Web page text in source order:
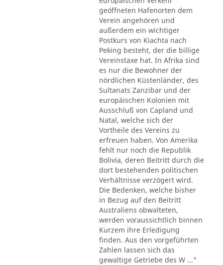
geöffneten Hafenorten dem
Verein angehören und
außerdem ein wichtiger
Postkurs von Kiachta nach
Peking besteht, der die billige
Vereinstaxe hat. In Afrika sind
es nur die Bewohner der
nördlichen Küstenländer, des
Sultanats Zanzibar und der
europäischen Kolonien mit
Ausschluß von Capland und
Natal, welche sich der
Vortheile des Vereins zu
erfreuen haben. Von Amerika
fehlt nur noch die Republik
Bolivia, deren Beitritt durch die
dort bestehenden politischen
Verhältnisse verzögert wird.
Die Bedenken, welche bisher
in Bezug auf den Beitritt
Australiens obwalteten,
werden voraussichtlich binnen
Kurzem ihre Erledigung
finden. Aus den vorgeführten
Zahlen lassen sich das
gewaltige Getriebe des W ..."